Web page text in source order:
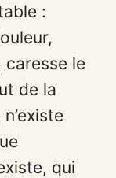
:
caresse le
de la
qui